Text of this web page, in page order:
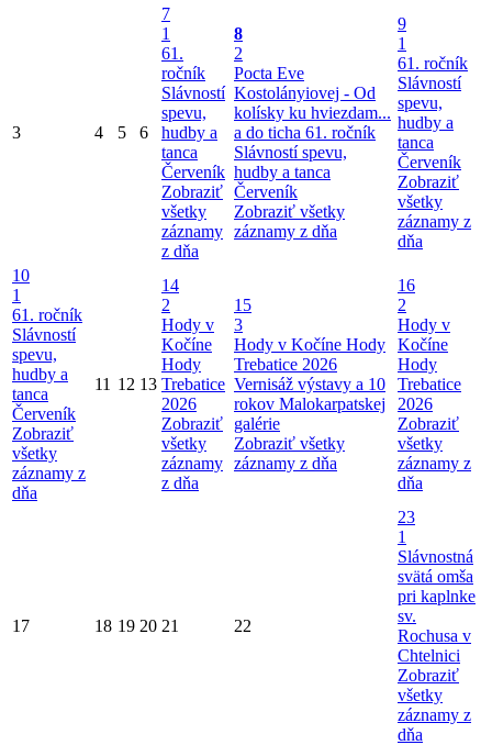
3 4 5 6
7
1
61.
ročník
Slávností
spevu,
hudby a
tanca
Červeník
Zobraziť
všetky
záznamy
z dňa
8
2
Pocta Eve
Kostolányiovej - Od
kolísky ku hviezdam...
a do ticha 61. ročník
Slávností spevu,
hudby a tanca
Červeník
Zobraziť všetky
záznamy z dňa
9
1
61. ročník
Slávností
spevu,
hudby a
tanca
Červeník
Zobraziť
všetky
záznamy z
dňa
10
1
61. ročník
Slávností
spevu,
hudby a
tanca
Červeník
Zobraziť
všetky
záznamy z
dňa
11 12 13
14
2
Hody v
Kočíne
Hody
Trebatice
2026
Zobraziť
všetky
záznamy
z dňa
15
3
Hody v Kočíne Hody
Trebatice 2026
Vernisáž výstavy a 10
rokov Malokarpatskej
galérie
Zobraziť všetky
záznamy z dňa
16
2
Hody v
Kočíne
Hody
Trebatice
2026
Zobraziť
všetky
záznamy z
dňa
17 18 19 20 21 22
23
1
Slávnostná
svätá omša
pri kaplnke
sv.
Rochusa v
Chtelnici
Zobraziť
všetky
záznamy z
dňa